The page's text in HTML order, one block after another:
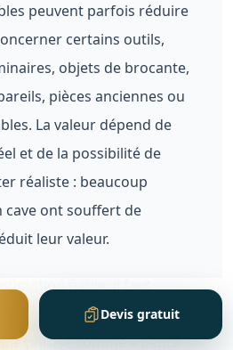
peuvent parfois réduire
certains outils,
objets de brocante,
pièces anciennes ou
La valeur dépend de
et de la possibilité de
réaliste : beaucoup
cave ont souffert de
leur valeur.
fiable, il faut
de toute la cave, mais aussi
phrase comme « petite
Devis gratuit